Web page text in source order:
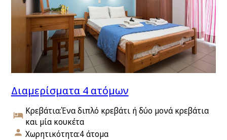
Διαμερίσματα 4 ατόμων
Κρεβάτια:Ένα διπλό κρεβάτι ή δύο μονά κρεβάτια
και μία κουκέτα
Χωρητικότητα:4 άτομα